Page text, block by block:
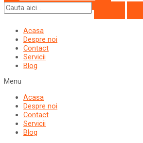
Acasa
Despre noi
Contact
Servicii
Blog
Menu
Acasa
Despre noi
Contact
Servicii
Blog